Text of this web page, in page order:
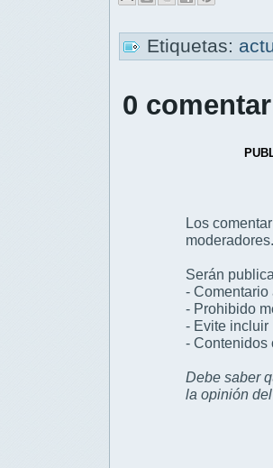
Etiquetas:
0
Los
moderadores.
Serán
- Comentario
- Prohibido
- Evite incluir
- Contenidos
Debe saber
la opinión